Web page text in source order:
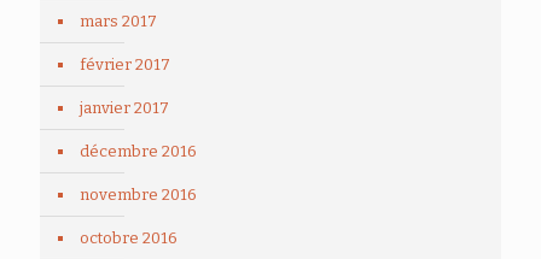
mars 2017
février 2017
janvier 2017
décembre 2016
novembre 2016
octobre 2016